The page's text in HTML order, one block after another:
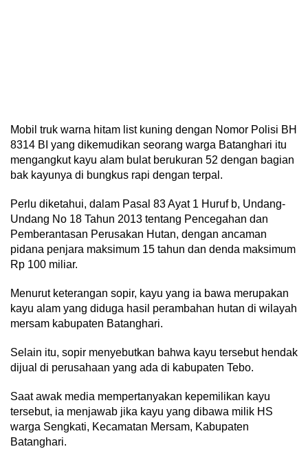
Mobil truk warna hitam list kuning dengan Nomor Polisi BH
8314 BI yang dikemudikan seorang warga Batanghari itu
mengangkut kayu alam bulat berukuran 52 dengan bagian
bak kayunya di bungkus rapi dengan terpal.
Perlu diketahui, dalam Pasal 83 Ayat 1 Huruf b, Undang-
Undang No 18 Tahun 2013 tentang Pencegahan dan
Pemberantasan Perusakan Hutan, dengan ancaman
pidana penjara maksimum 15 tahun dan denda maksimum
Rp 100 miliar.
Menurut keterangan sopir, kayu yang ia bawa merupakan
kayu alam yang diduga hasil perambahan hutan di wilayah
mersam kabupaten Batanghari.
Selain itu, sopir menyebutkan bahwa kayu tersebut hendak
dijual di perusahaan yang ada di kabupaten Tebo.
Saat awak media mempertanyakan kepemilikan kayu
tersebut, ia menjawab jika kayu yang dibawa milik HS
warga Sengkati, Kecamatan Mersam, Kabupaten
Batanghari.